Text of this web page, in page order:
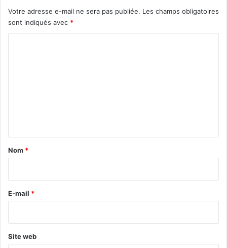
Votre adresse e-mail ne sera pas publiée. Les champs obligatoires
sont indiqués avec *
a
e
Nom *
E-mail *
Site web